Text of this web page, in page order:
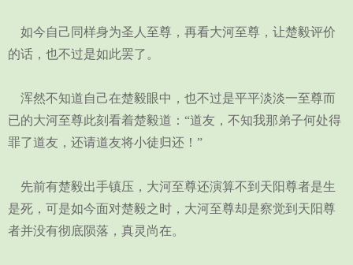
如今自己同样身为圣人至尊，再看大河至尊，让楚毅评价
的话，也不过是如此罢了。
浑然不知道自己在楚毅眼中，也不过是平平淡淡一至尊而
已的大河至尊此刻看着楚毅道：“道友，不知我那弟子何处得
罪了道友，还请道友将小徒归还！”
先前有楚毅出手镇压，大河至尊还演算不到天阳尊者是生
是死，可是如今面对楚毅之时，大河至尊却是察觉到天阳尊
者并没有彻底陨落，真灵尚在。